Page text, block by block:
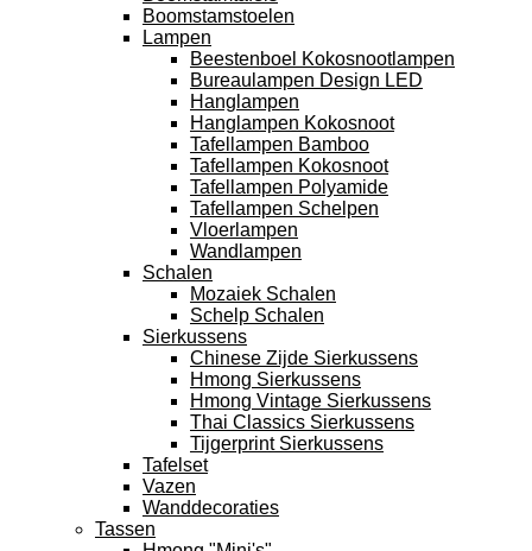
Boomstamstoelen
Lampen
Beestenboel Kokosnootlampen
Bureaulampen Design LED
Hanglampen
Hanglampen Kokosnoot
Tafellampen Bamboo
Tafellampen Kokosnoot
Tafellampen Polyamide
Tafellampen Schelpen
Vloerlampen
Wandlampen
Schalen
Mozaiek Schalen
Schelp Schalen
Sierkussens
Chinese Zijde Sierkussens
Hmong Sierkussens
Hmong Vintage Sierkussens
Thai Classics Sierkussens
Tijgerprint Sierkussens
Tafelset
Vazen
Wanddecoraties
Tassen